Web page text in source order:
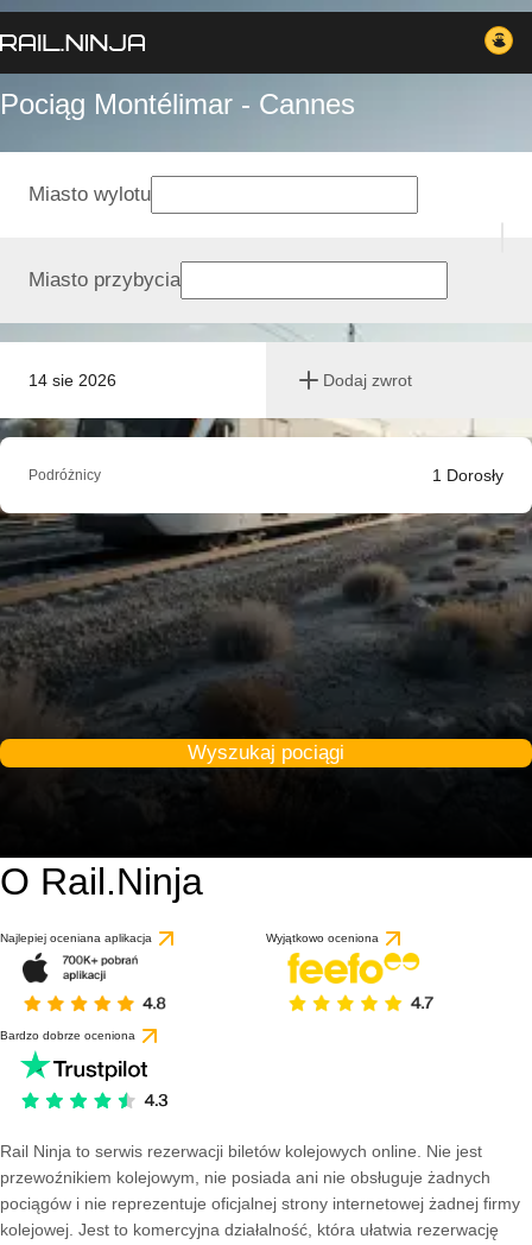
Pociąg Montélimar - Cannes
14 sie 2026 Dodaj zwrot
Miasto wylotu
Miasto przybycia
Podróżnicy 1 Dorosły
Wyszukaj pociągi
O Rail.Ninja
Najlepiej oceniana aplikacja Wyjątkowo oceniona
Bardzo dobrze oceniona
Rail Ninja to serwis rezerwacji biletów kolejowych online. Nie jest
przewoźnikiem kolejowym, nie posiada ani nie obsługuje żadnych
pociągów i nie reprezentuje oficjalnej strony internetowej żadnej firmy
kolejowej. Jest to komercyjna działalność, która ułatwia rezerwację